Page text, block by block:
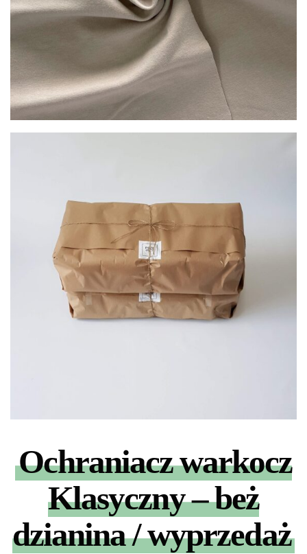
Ochraniacz warkocz
Klasyczny – beż
dzianina / wyprzedaż